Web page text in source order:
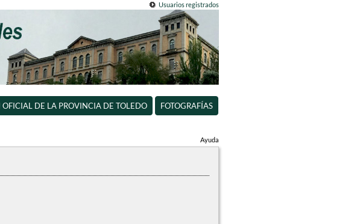
Usuarios registrados
OFICIAL DE LA PROVINCIA DE TOLEDO FOTOGRAFÍAS
Ayuda